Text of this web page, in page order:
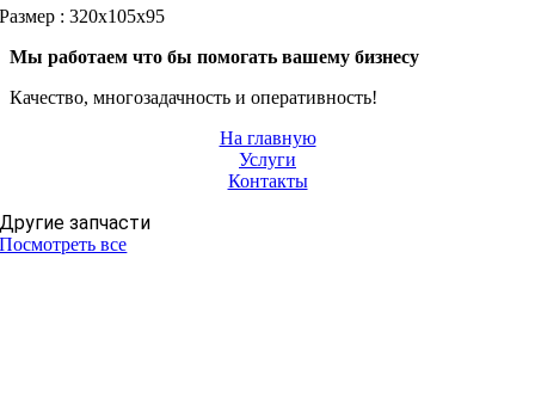
Размер : 320х105х95
Мы работаем что бы помогать вашему бизнесу
Качество, многозадачность и оперативность!
На главную
Услуги
Контакты
Другие запчасти
Посмотреть все